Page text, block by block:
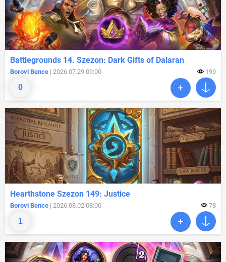
0
Battlegrounds 14. Szezon: Dark Gifts of Dalaran
Borovi Bence | 2026.07.29 09:00 199
1
Hearthstone Szezon 149: Justice
Borovi Bence | 2026.08.02 08:00 78